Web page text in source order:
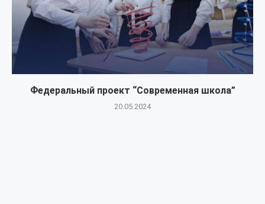
Федеральный проект “Современная школа”
20.05.2024